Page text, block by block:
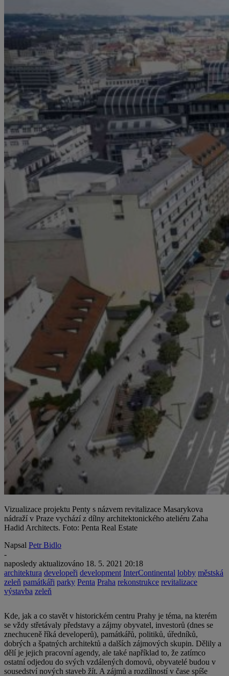
Vizualizace projektu Penty s názvem revitalizace Masarykova
nádraží v Praze vychází z dílny architektonického ateliéru Zaha
Hadid Architects. Foto: Penta Real Estate
Napsal Petr Bidlo
-
naposledy aktualizováno 18. 5. 2021 20:18
architektura developeři development InterContinental lobby městská
zeleň památkáři parky Penta Praha rekonstrukce revitalizace
výstavba zeleň
Kde, jak a co stavět v historickém centru Prahy je téma, na kterém
se vždy střetávaly představy a zájmy obyvatel, investorů (dnes se
znechuceně říká developerů), památkářů, politiků, úředníků,
dobrých a špatných architektů a dalších zájmových skupin. Dělily a
dělí je jejich pracovní agendy, ale také například to, že zatímco
ostatní odjedou do svých vzdálených domovů, obyvatelé budou v
sousedství nových staveb žít. A zájmů a rozdílností v čase spíše